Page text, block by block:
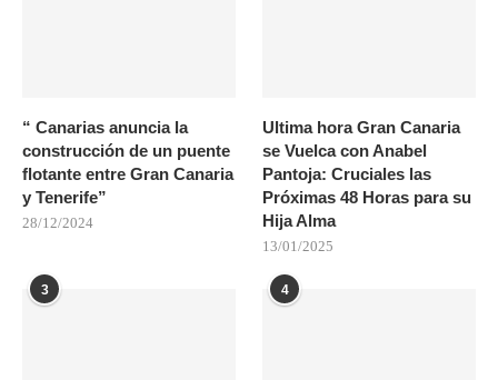
“ Canarias anuncia la
construcción de un puente
flotante entre Gran Canaria
y Tenerife”
28/12/2024
Ultima hora Gran Canaria
se Vuelca con Anabel
Pantoja: Cruciales las
Próximas 48 Horas para su
Hija Alma
13/01/2025
3 4